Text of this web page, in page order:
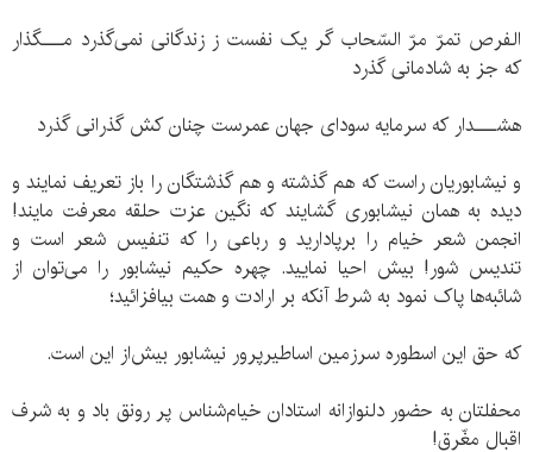
الفرص تمرّ مرّ السّحاب گر یک نفست ز زندگانی نمی‌گذرد مـــگذار
که جز به شادمانی گذرد
هشـــدار که سرمایه سودای جهان عمرست چنان کش گذرانی گذرد
و نیشابوریان راست که هم گذشته و هم گذشتگان را باز تعریف نمایند و
دیده به همان نیشابوری گشایند که نگین عزت حلقه معرفت مایند!
انجمن شعر خیام را برپادارید و رباعی را که تنفیس شعر است و
تندیس شور! بیش احیا نمایید. چهره حکیم نیشابور را می‌توان از
شائبه‌ها پاک نمود به شرط آنکه بر ارادت و همت بیافزائید؛
که حق این اسطوره سرزمین اساطیرپرور نیشابور بیش‌از این است.
محفلتان به حضور دلنوازانه استادان خیام‌شناس پر رونق باد و به شرف
اقبال مغّرق!